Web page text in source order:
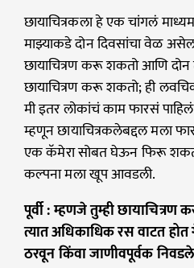
छायाचित्रकला हे एक चांगलं
माझ्याकडे दोन दिवसांचा वेळ
छायाचित्रण करू शकतो आणि
छायाचित्रण करू शकतो; ही
मी इतर लोकांचं काम फारसं
म्हणून छायाचित्रकलेबद्दल मला
एक कॅमेरा सोबत घेऊन फिरू
कल्पना मला खूप आवडली.
पूर्वी : म्हणजे तुम्ही
त्यात अधिकाधिक रस वाटत
ठरवून किंवा जाणीवपूर्वक